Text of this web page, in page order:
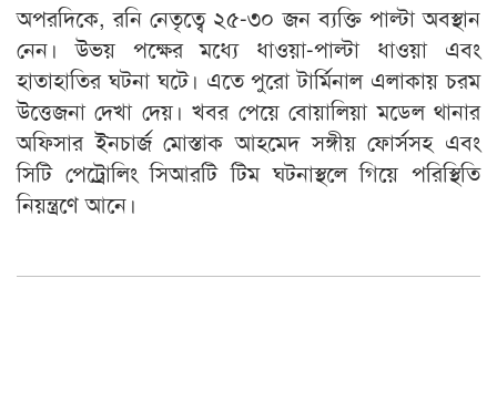
অপরদিকে, রনি নেতৃত্বে ২৫-৩০ জন ব্যক্তি পাল্টা অবস্থান
নেন। উভয় পক্ষের মধ্যে ধাওয়া-পাল্টা ধাওয়া এবং
হাতাহাতির ঘটনা ঘটে। এতে পুরো টার্মিনাল এলাকায় চরম
উত্তেজনা দেখা দেয়। খবর পেয়ে বোয়ালিয়া মডেল থানার
অফিসার ইনচার্জ মোস্তাক আহমেদ সঙ্গীয় ফোর্সসহ এবং
সিটি পেট্রোলিং সিআরটি টিম ঘটনাস্থলে গিয়ে পরিস্থিতি
নিয়ন্ত্রণে আনে।